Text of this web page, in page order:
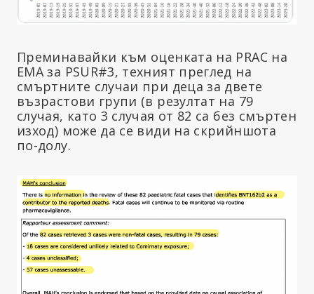
Преминавайки към оценката на PRAC на
EMA за PSUR#3, техният преглед на
смъртните случаи при деца за двете
възрастови групи (в резултат на 79
случая, като 3 случая от 82 са без смъртен
изход) може да се види на скрийншота
по-долу.